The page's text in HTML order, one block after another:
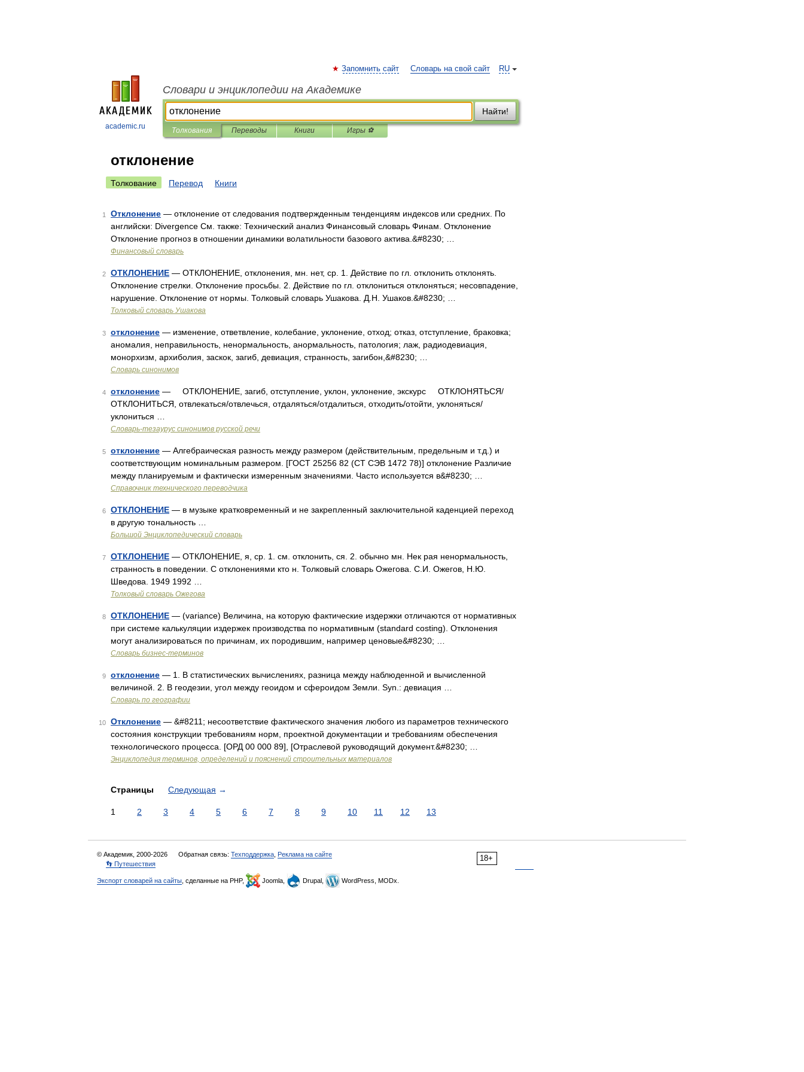
academic.ru
RU
Запомнить сайт Словарь на свой сайт
Словари и энциклопедии на Академике
Найти!
Толкования Переводы Книги Игры ⚽
отклонение
Толкование Перевод Книги
1 Отклонение — отклонение от следования подтвержденным тенденциям индексов или средних. По
английски: Divergence См. также: Технический анализ Финансовый словарь Финам. Отклонение
Отклонение прогноз в отношении динамики волатильности базового актива.&#8230; …
Финансовый словарь
2 ОТКЛОНЕНИЕ — ОТКЛОНЕНИЕ, отклонения, мн. нет, ср. 1. Действие по гл. отклонить отклонять.
Отклонение стрелки. Отклонение просьбы. 2. Действие по гл. отклониться отклоняться; несовпадение,
нарушение. Отклонение от нормы. Толковый словарь Ушакова. Д.Н. Ушаков.&#8230; …
Толковый словарь Ушакова
3 отклонение — изменение, ответвление, колебание, уклонение, отход; отказ, отступление, браковка;
аномалия, неправильность, ненормальность, анормальность, патология; лаж, радиодевиация,
монорхизм, архиболия, заскок, загиб, девиация, странность, загибон,&#8230; …
Словарь синонимов
4 отклонение — ОТКЛОНЕНИЕ, загиб, отступление, уклон, уклонение, экскурс ОТКЛОНЯТЬСЯ/
ОТКЛОНИТЬСЯ, отвлекаться/отвлечься, отдаляться/отдалиться, отходить/отойти, уклоняться/
уклониться …
Словарь-тезаурус синонимов русской речи
5 отклонение — Алгебраическая разность между размером (действительным, предельным и т.д.) и
соответствующим номинальным размером. [ГОСТ 25256 82 (СТ СЭВ 1472 78)] отклонение Различие
между планируемым и фактически измеренным значениями. Часто используется в&#8230; …
Справочник технического переводчика
6 ОТКЛОНЕНИЕ — в музыке кратковременный и не закрепленный заключительной каденцией переход
в другую тональность …
Большой Энциклопедический словарь
7 ОТКЛОНЕНИЕ — ОТКЛОНЕНИЕ, я, ср. 1. см. отклонить, ся. 2. обычно мн. Нек рая ненормальность,
странность в поведении. С отклонениями кто н. Толковый словарь Ожегова. С.И. Ожегов, Н.Ю.
Шведова. 1949 1992 …
Толковый словарь Ожегова
8 ОТКЛОНЕНИЕ — (variance) Величина, на которую фактические издержки отличаются от нормативных
при системе калькуляции издержек производства по нормативным (standard costing). Отклонения
могут анализироваться по причинам, их породившим, например ценовые&#8230; …
Словарь бизнес-терминов
9 отклонение — 1. В статистических вычислениях, разница между наблюденной и вычисленной
величиной. 2. В геодезии, угол между геоидом и сфероидом Земли. Syn.: девиация …
Словарь по географии
10 Отклонение — &#8211; несоответствие фактического значения любого из параметров технического
состояния конструкции требованиям норм, проектной документации и требованиям обеспечения
технологического процесса. [ОРД 00 000 89], [Отраслевой руководящий документ.&#8230; …
Энциклопедия терминов, определений и пояснений строительных материалов
Страницы Следующая →
1 2 3 4 5 6 7 8 9 10 11 12 13
18+
© Академик, 2000-2026 Обратная связь: Техподдержка Реклама на сайте
👣 Путешествия
Экспорт словарей на сайты , сделанные на PHP, Joomla, Drupal, WordPress, MODx.